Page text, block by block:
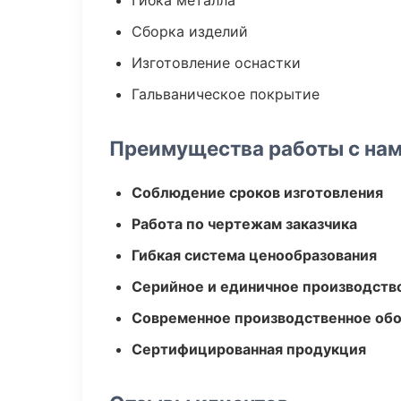
Сборка изделий
Изготовление оснастки
Гальваническое покрытие
Преимущества работы с
Соблюдение сроков изготовления
Работа по чертежам заказчика
Гибкая система ценообразования
Серийное и единичное
Современное производственное
Сертифицированная продукция